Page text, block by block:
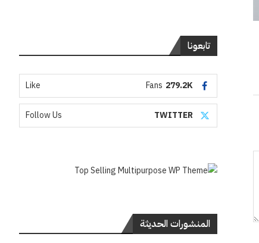
تابعونا
279.2K
Fans
Like
TWITTER
Follow Us
المنشورات الحديثة